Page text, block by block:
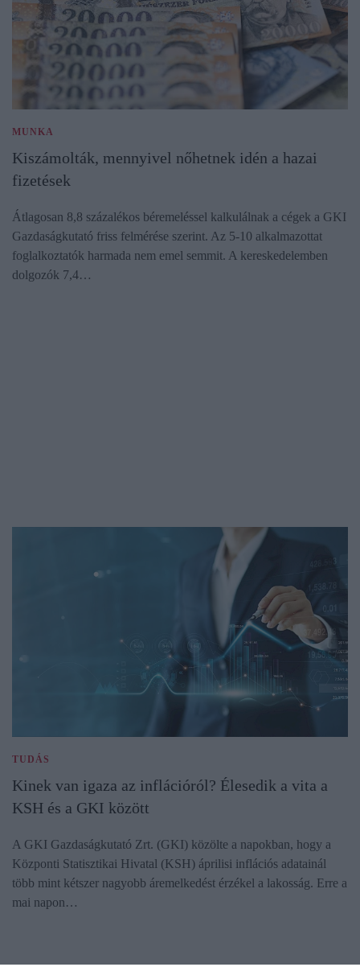
MUNKA
Kiszámolták, mennyivel nőhetnek idén a hazai
fizetések
Átlagosan 8,8 százalékos béremeléssel kalkulálnak a cégek a GKI
Gazdaságkutató friss felmérése szerint. Az 5-10 alkalmazottat
foglalkoztatók harmada nem emel semmit. A kereskedelemben
dolgozók 7,4…
TUDÁS
Kinek van igaza az inflációról? Élesedik a vita a
KSH és a GKI között
A GKI Gazdaságkutató Zrt. (GKI) közölte a napokban, hogy a
Központi Statisztikai Hivatal (KSH) áprilisi inflációs adatainál
több mint kétszer nagyobb áremelkedést érzékel a lakosság. Erre a
mai napon…